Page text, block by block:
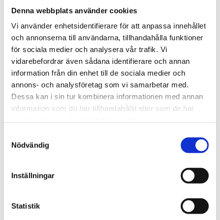
Denna webbplats använder cookies
Vi använder enhetsidentifierare för att anpassa innehållet
och annonserna till användarna, tillhandahålla funktioner
för sociala medier och analysera vår trafik. Vi
vidarebefordrar även sådana identifierare och annan
information från din enhet till de sociala medier och
annons- och analysföretag som vi samarbetar med.
Dessa kan i sin tur kombinera informationen med annan
information som du har tillhandahållit eller som de har
Nödvändig
Inställningar
Statistik
Information
Universalfilter typ FSS-2K, helt tillverkat i rostfritt
stål med trådnätselement av SS 316 L,
filterporositet: 2 µm, anslutning: G 1/4" invändig
gänga, material: rostfritt stål 316 Ti och 316, Viton,
keramik.
STÄLL EN FRÅGA OM PRODUKTEN